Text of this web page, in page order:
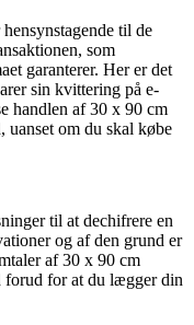
til de
som
garanterer. Her er det
sin kvittering på e-
handlen af 30 x 90 cm
om du skal købe
til at dechifrere en
og af den grund er
af 30 x 90 cm
forud for at du lægger din